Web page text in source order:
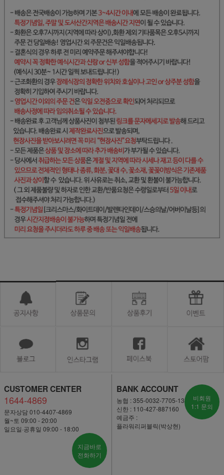
CUSTOMER CENTER
1644-4869
문자상담 010-4407-4869
월~토 09:00 - 20:00
일요일·공휴일 09:00 - 18:00
지금바로
전화하기
BANK ACCOUNT
농협 : 355-0032-7705-13
신한 : 110-427-887160
예금주 :
플라워리퍼블릭(박상현)
비회원
1:1 문의